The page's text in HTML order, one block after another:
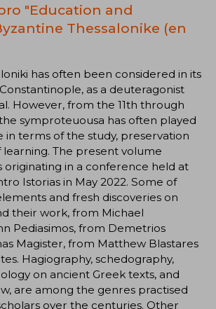
"Education and
Thessalonike (en
has often been considered in its
as a deuteragonist
However, from the 11th through
symproteuousa has often played
terms of the study, preservation
The present volume
originating in a conference held at
Istorias in May 2022. Some of
and fresh discoveries on
their work, from Michael
Pediasimos, from Demetrios
Magister, from Matthew Blastares
Hagiography, schedography,
on ancient Greek texts, and
are among the genres practised
over the centuries. Other